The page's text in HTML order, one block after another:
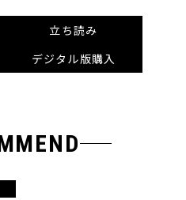
立ち読み
デジタル版購入